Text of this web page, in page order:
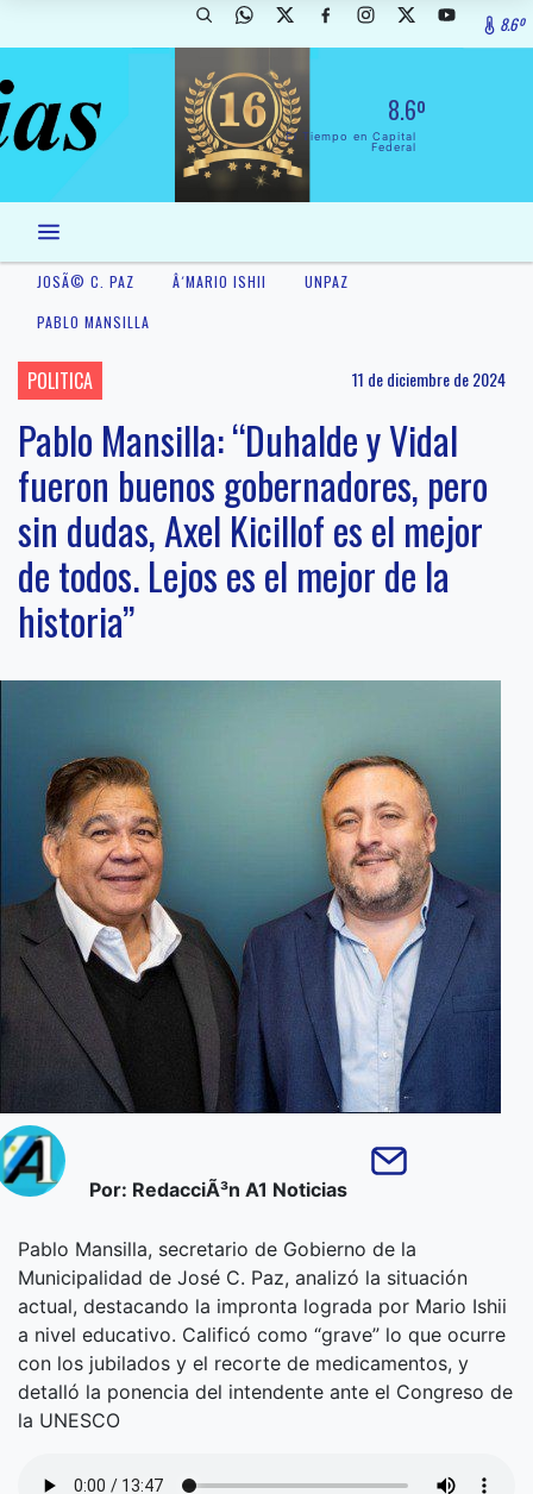
8.6º
8.6º
El Tiempo en Capital
Federal
JOSÃ© C. PAZ Â´MARIO ISHII
UNPAZ
PABLO MANSILLA
POLITICA 11 de diciembre de 2024
Pablo Mansilla: “Duhalde y Vidal
fueron buenos gobernadores, pero
sin dudas, Axel Kicillof es el mejor
de todos. Lejos es el mejor de la
historia”
Por: RedacciÃ³n A1 Noticias
Pablo Mansilla, secretario de Gobierno de la
Municipalidad de José C. Paz, analizó la situación
actual, destacando la impronta lograda por Mario Ishii
a nivel educativo. Calificó como “grave” lo que ocurre
con los jubilados y el recorte de medicamentos, y
detalló la ponencia del intendente ante el Congreso de
la UNESCO